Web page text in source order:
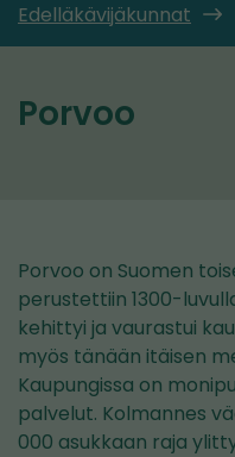
Edelläkävijäkunnat
Porvoo
Porvoo on Suomen
perustettiin 1300-
kehittyi ja vaurastui
myös tänään itäisen
Kaupungissa on
palvelut. Kolmannes
000 asukkaan raja